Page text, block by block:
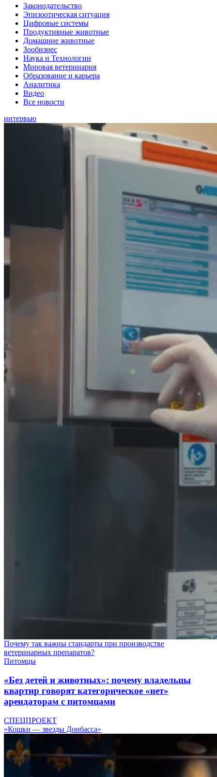
Законодательство
Эпизоотическая ситуация
Цифровые системы
Продуктивные животные
Домашние животные
Зообизнес
Наука и Технологии
Мировая ветеринария
Образование и карьера
Аналитика
Видео
Все новости
интервью
Почему так важны стандарты при производстве
ветеринарных препаратов?
Питомцы
«Без детей и животных»: почему владельцы
квартир говорят категорическое «нет»
арендаторам с питомцами
СПЕЦПРОЕКТ
«Кошки — звезды Донбасса»